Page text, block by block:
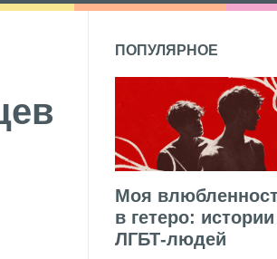
ПОПУЛЯРНОЕ
Моя
в гетеро: истории
ЛГБТ-людей